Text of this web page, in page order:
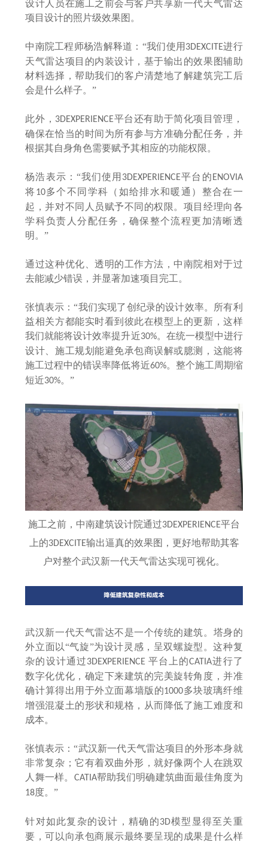
设计人员在施工之前会与客户共享新一代天气雷达
项目设计的照片级效果图。
中南院工程师杨浩解释道： “我们使用 3DEXCITE进行
天气雷达项目的内装设计，基于输出的效果图辅助
材料选择，帮助我们的客户清楚地了解建筑完工后
会是什么样子。”
此外， 3DEXPERIENCE平台还有助于简化项目管理，
确保在恰当的时间为所有参与方准确分配任务，并
根据其自身角色需要赋予其相应的功能权限。
杨浩表示： “我们使用 3DEXPERIENCE平台的 ENOVIA
将10多个不同学科（如给排水和暖通）整合在一
起，并对不同人员赋予不同的权限。项目经理向各
学科负责人分配任务，确保整个流程更加清晰透
明。”
通过这种优化、透明的工作方法，中南院相对于过
去能减少错误，并显著加速项目完工。
张慎表示：“我们实现了创纪录的设计效率。所有利
益相关方都能实时看到彼此在模型上的更新，这样
我们就能将设计效率提升近30%。在统一模型中进行
设计、施工规划能避免承包商误解或臆测，这能将
施工过程中的错误率降低将近60%。整个施工周期缩
短近30%。”
施工之前，中南建筑设计院通过3DEXPERIENCE平台
上的3DEXCITE输出逼真的效果图，更好地帮助其客
户对整个武汉新一代天气雷达实现可视化。
武汉新一代天气雷达不是一个传统的建筑。塔身的
外立面以“气旋”为设计灵感，呈双螺旋型。这种复
杂的设计通过3DEXPERIENCE平台上的CATIA进行了
数字化优化，确定下来建筑的完美旋转角度，并准
确计算得出用于外立面幕墙版的1000多块玻璃纤维
增强混凝土的形状和规格，从而降低了施工难度和
成本。
张慎表示：“武汉新一代天气雷达项目的外形本身就
非常复杂；它有着双曲外形，就好像两个人在跳双
人舞一样。 CATIA帮助我们明确建筑曲面最佳角度为
18度。”
针对如此复杂的设计，精确的3D模型显得至关重
要，可以向承包商展示最终要呈现的成果是什么样